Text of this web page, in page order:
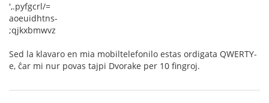
',.pyfgcrl/=
aoeuidhtns-
;qjkxbmwvz
Sed la klavaro en mia mobiltelefonilo estas ordigata QWERTY-
e, ĉar mi nur povas tajpi Dvorake per 10 fingroj.